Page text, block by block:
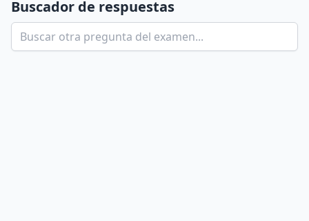
Buscador de respuestas